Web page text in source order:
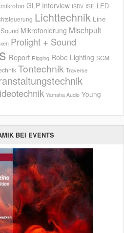
GLP Interview ISDV ISE LED
Lichttechnik Line
Mikrofonierung Mischpult
Prolight + Sound
Report Rigging Robe Lighting SGM
Tontechnik Traverse
Yamaha Audio Young
BEI EVENTS